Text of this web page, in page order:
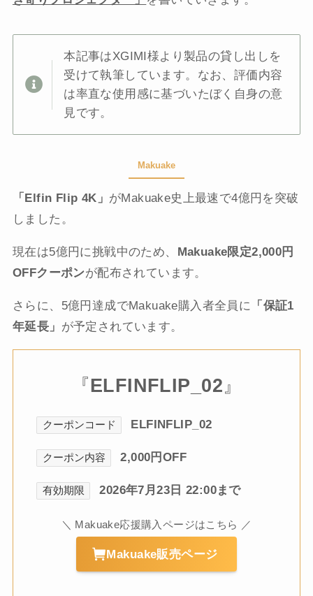
本記事はXGIMI様より製品の貸し出しを
受けて執筆しています。なお、評価内容
は率直な使用感に基づいたぼく自身の意
見です。
Makuake
「Elfin Flip 4K」 がMakuake史上最速で4億円を突破
しました。
現在は5億円に挑戦中のため、 Makuake限定2,000円
OFFクーポンが配布されています。
さらに、5億円達成でMakuake購入者全員に 「保証1
年延長」 が予定されています。
『ELFINFLIP_02 』
クーポンコード ELFINFLIP_02
クーポン内容 2,000円OFF
有効期限 2026年7月23日 22:00まで
＼ Makuake応援購入ページはこちら ／
Makuake販売ページ